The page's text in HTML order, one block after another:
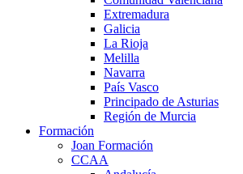
Extremadura
Galicia
La Rioja
Melilla
Navarra
País Vasco
Principado de Asturias
Región de Murcia
Formación
Joan Formación
CCAA